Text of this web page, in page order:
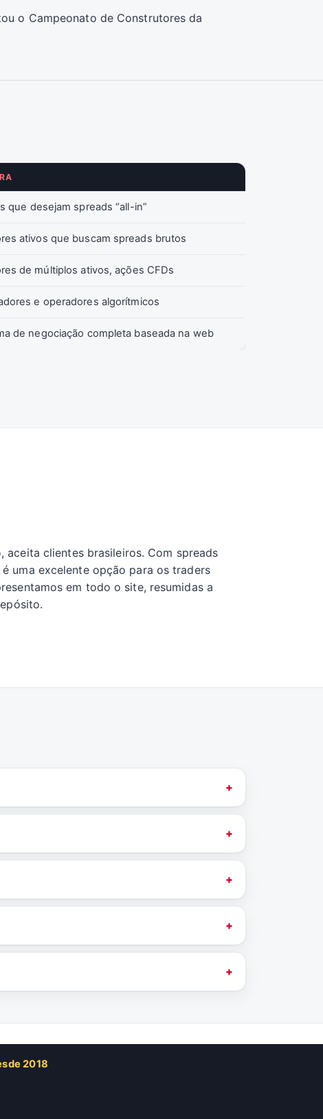
o Campeonato de Construtores da
que desejam spreads “all-in”
ativos que buscam spreads brutos
de múltiplos ativos, ações CFDs
e operadores algorítmicos
de negociação completa baseada na web
clientes brasileiros. Com spreads
uma excelente opção para os traders
em todo o site, resumidas a
2018